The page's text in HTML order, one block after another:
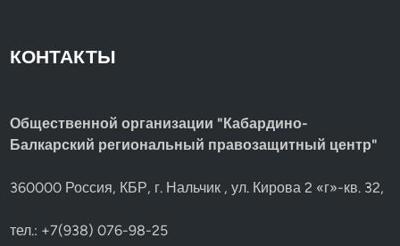
КОНТАКТЫ
Общественной организации "Кабардино-
Балкарский региональный правозащитный центр"
360000 Россия, КБР, г. Нальчик , ул. Кирова 2 «г»-кв. 32,
тел.: +7(938) 076-98-25